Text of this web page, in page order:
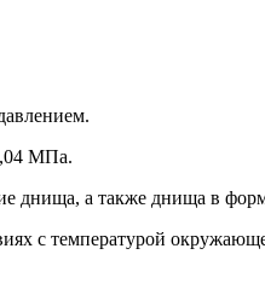
МПа.
днища, а также днища в
с температурой